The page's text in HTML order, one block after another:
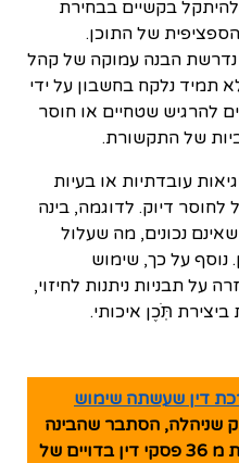
בקשיים בבחירת
של התוכן.
נדרשת הבנה עמוקה של קהל
תמיד נלקח בחשבון על ידי
להרגיש שטחיים או חוסר
של התקשורת.
עובדתיות או בעיות
לחוסר דיוק. לדוגמה, בינה
נכונים, מה שעלול
נוסף על כך, שימוש
על תבניות ניתנות לחיזוי,
תֹּֽכֶן איכותי.
דין שעשתה שימוש
שניהלה, הסתבר שהבינה
המלאכותית המציאה לא פחות מ 36 פסקי דין בדויים של